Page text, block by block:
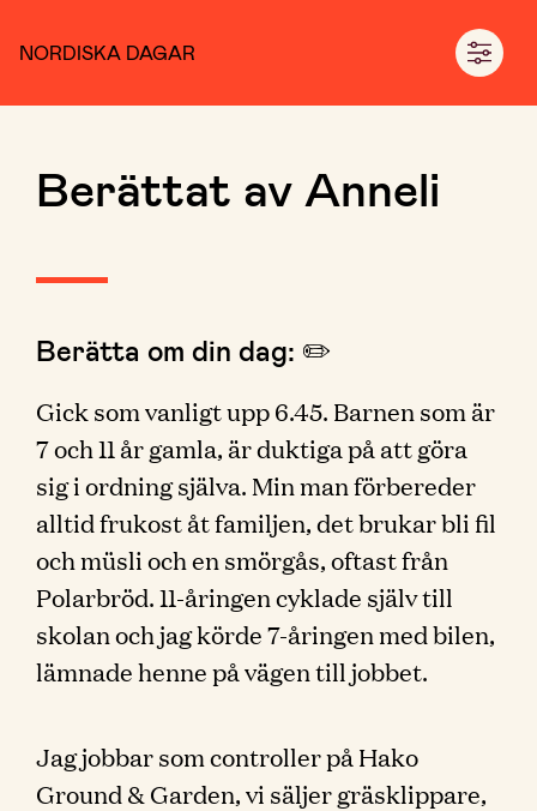
NORDISKA DAGAR
Berättat av Anneli
Berätta om din dag: ✏️
Gick som vanligt upp 6.45. Barnen som är
7 och 11 år gamla, är duktiga på att göra
sig i ordning själva. Min man förbereder
alltid frukost åt familjen, det brukar bli fil
och müsli och en smörgås, oftast från
Polarbröd. 11-åringen cyklade själv till
skolan och jag körde 7-åringen med bilen,
lämnade henne på vägen till jobbet.
Jag jobbar som controller på Hako
Ground & Garden, vi säljer gräsklippare,